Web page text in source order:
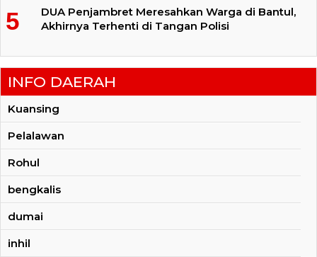
DUA Penjambret Meresahkan Warga di Bantul,
Akhirnya Terhenti di Tangan Polisi
INFO DAERAH
Kuansing
Pelalawan
Rohul
bengkalis
dumai
inhil